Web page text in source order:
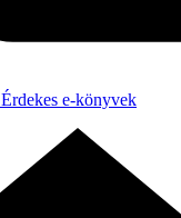
Érdekes e-könyvek